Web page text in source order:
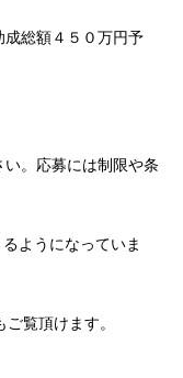
成総額４５０万円予
。応募には制限や条
ようになっていま
覧頂けます。